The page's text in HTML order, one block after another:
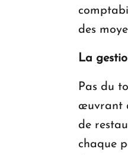
des
La
Pas du
œuvrant
de
chaque